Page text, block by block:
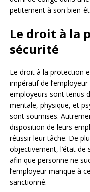
petitement à son bien-
Le droit à la
sécurité
Le droit à la protection
impératif de
employeurs sont tenus
mentale, physique, et
sont soumises.
disposition de leurs
réussir leur tâche. De
objectivement, l’état de
afin que personne ne
l’employeur manque à
sanctionné.